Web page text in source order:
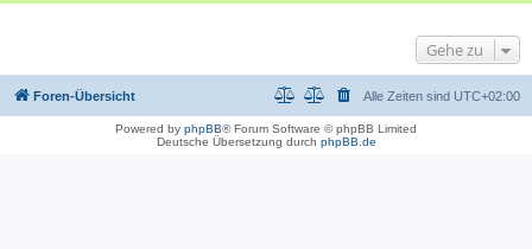
Gehe zu
Foren-Übersicht Alle Zeiten sind UTC+02:00
Powered by phpBB® Forum Software © phpBB Limited
Deutsche Übersetzung durch phpBB.de